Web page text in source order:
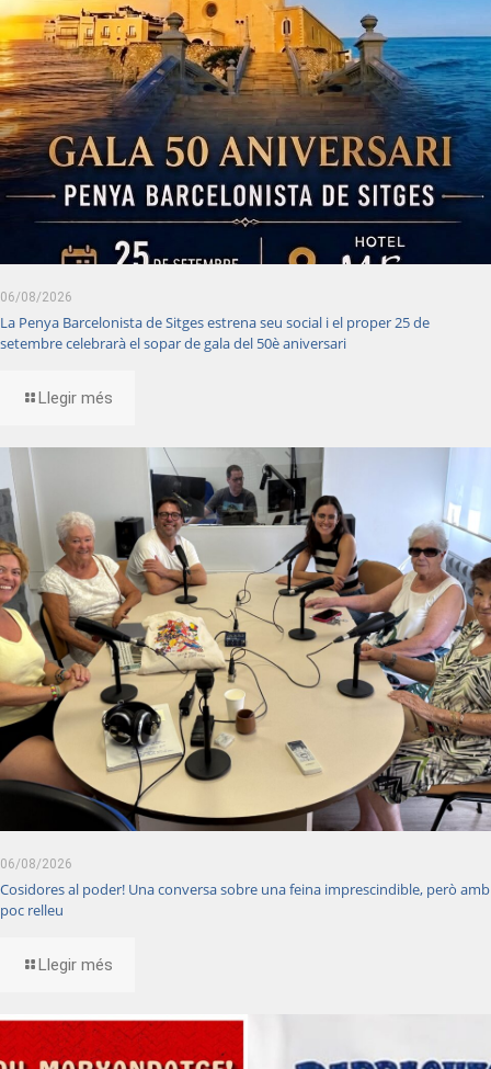
06/08/2026
La Penya Barcelonista de Sitges estrena seu social i el proper 25 de
setembre celebrarà el sopar de gala del 50è aniversari
Llegir més
06/08/2026
Cosidores al poder! Una conversa sobre una feina imprescindible, però amb
poc relleu
Llegir més